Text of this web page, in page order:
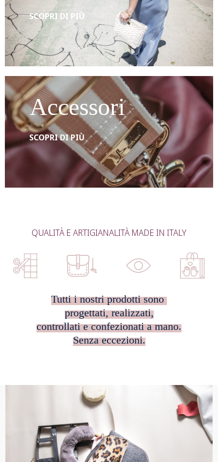
SCOPRI DI PIÙ
Accessori
SCOPRI DI PIÙ
QUALITÀ E ARTIGIANALITÀ MADE IN ITALY
Tutti i nostri prodotti sono
progettati, realizzati,
controllati e confezionati a mano.
Senza eccezioni.